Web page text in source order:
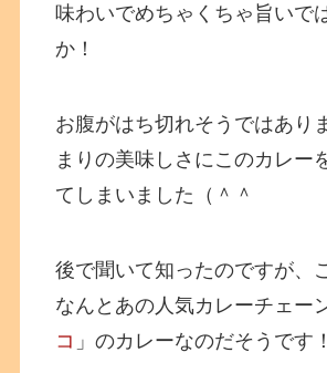
味わいでめちゃくちゃ旨いで
か！
お腹がはち切れそうではあり
まりの美味しさにこのカレー
てしまいました（＾＾
後で聞いて知ったのですが、
なんとあの人気カレーチェー
コ 」のカレーなのだそうです！